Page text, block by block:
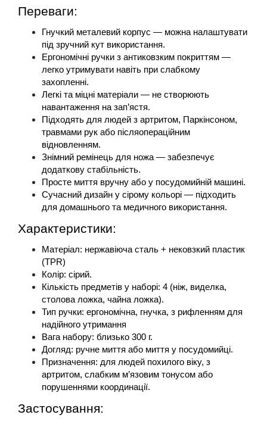
Переваги:
Гнучкий металевий корпус — можна налаштувати
під зручний кут використання.
Ергономічні ручки з антиковзким покриттям —
легко утримувати навіть при слабкому
захопленні.
Легкі та міцні матеріали — не створюють
навантаження на зап’ястя.
Підходять для людей з артритом, Паркінсоном,
травмами рук або післяопераційним
відновленням.
Знімний ремінець для ножа — забезпечує
додаткову стабільність.
Просте миття вручну або у посудомийній машині.
Сучасний дизайн у сірому кольорі — підходить
для домашнього та медичного використання.
Характеристики:
Матеріал: нержавіюча сталь + нековзкий пластик
(TPR)
Колір: сірий.
Кількість предметів у наборі: 4 (ніж, виделка,
столова ложка, чайна ложка).
Тип ручки: ергономічна, гнучка, з рифленням для
надійного утримання
Вага набору: близько 300 г.
Догляд: ручне миття або миття у посудомийці.
Призначення: для людей похилого віку, з
артритом, слабким м’язовим тонусом або
порушеннями координації.
Застосування: